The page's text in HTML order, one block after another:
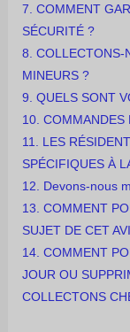
7. COMMENT
SÉCURITÉ ?
8. COLLECTONS-
MINEURS ?
9. QUELS SONT
10. COMMANDES
11. LES
SPÉCIFIQUES À
12. Devons-nous
13. COMMENT
SUJET DE CET
14. COMMENT
JOUR OU
COLLECTONS